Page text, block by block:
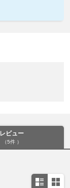
レビュー
（5件 ）